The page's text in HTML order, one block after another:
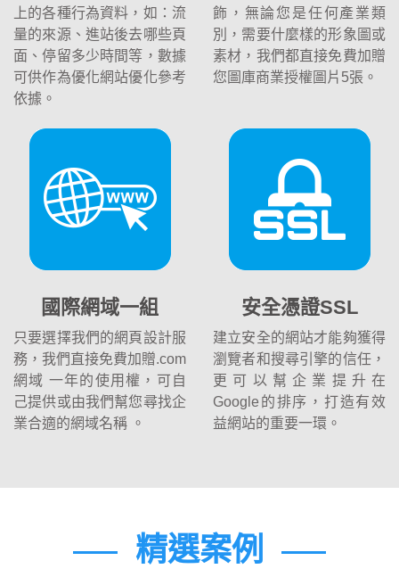
上的各種行為資料，如：流
量的來源、進站後去哪些頁
面、停留多少時間等，數據
可供作為優化網站優化參考
依據。
飾，無論您是任何產業類
別，需要什麼樣的形象圖或
素材，我們都直接免費加贈
您圖庫商業授權圖片5張。
國際網域一組
只要選擇我們的網頁設計服
務，我們直接免費加贈.com
網域 一年的使用權，可自
己提供或由我們幫您尋找企
業合適的網域名稱 。
安全憑證SSL
建立安全的網站才能夠獲得
瀏覽者和搜尋引擎的信任，
更可以幫企業提升在
Google的排序，打造有效
益網站的重要一環。
精選案例